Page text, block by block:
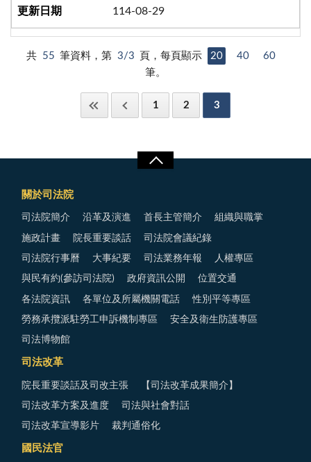
114-08-29
共 55 筆資料，第 3/3 頁，每頁顯示 20 40
60
筆。
1 2 3
關於司法院
司法院簡介 沿革及演進 首長主管簡介 組織與職掌
施政計畫 院長重要談話 司法院會議紀錄
司法院行事曆 大事紀要 司法業務年報 人權專區
與民有約(參訪司法院) 政府資訊公開 位置交通
各法院資訊 各單位及所屬機關電話 性別平等專區
勞務承攬派駐勞工申訴機制專區 安全及衛生防護專區
司法博物館
司法改革
院長重要談話及司改主張 【司法改革成果簡介】
司法改革方案及進度 司法與社會對話
司法改革宣導影片 裁判通俗化
國民法官